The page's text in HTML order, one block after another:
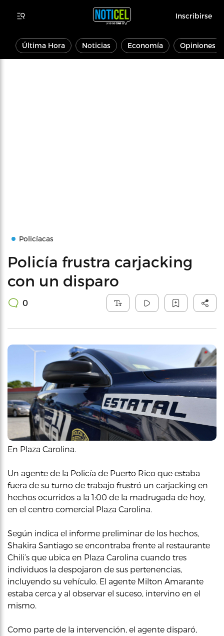
Inscribirse
Última Hora Noticias Economía Opiniones
Policíacas
Policía frustra carjacking
con un disparo
0
En Plaza Carolina.
Un agente de la Policía de Puerto Rico que estaba
fuera de su turno de trabajo frustró un carjacking en
hechos ocurridos a la 1:00 de la madrugada de hoy,
en el centro comercial Plaza Carolina.
Según indica el informe preliminar de los hechos,
Shakira Santiago se encontraba frente al restaurante
Chili’s que ubica en Plaza Carolina cuando tres
individuos la despojaron de sus pertenencias,
incluyendo su vehículo. El agente Milton Amarante
estaba cerca y al observar el suceso, intervino en el
mismo.
Como parte de la intervención, el agente disparó,